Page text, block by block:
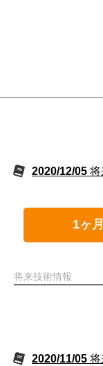
2020/12/05
1ヶ
将来技術情報
2020/11/05